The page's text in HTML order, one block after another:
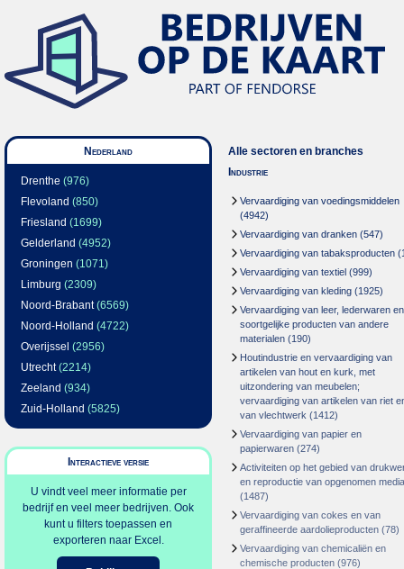
Nederland
Drenthe (976)
Flevoland (850)
Friesland (1699)
Gelderland (4952)
Groningen (1071)
Limburg (2309)
Noord-Brabant(6569)
Noord-Holland (4722)
Overijssel (2956)
Utrecht(2214)
Zeeland (934)
Zuid-Holland (5825)
Interactieve versie
U vindt veel meer informatie per
bedrijf en veel meer bedrijven. Ook
kunt u filters toepassen en
exporteren naar Excel.
Alle sectoren en branches
Industrie
Vervaardiging van voedingsmiddelen
(4942)
Vervaardiging van dranken (547)
Vervaardiging van tabaksproducten
Vervaardiging van textiel (999)
Vervaardiging van kleding (1925)
Vervaardiging van leer, lederwaren en
soortgelijke producten van andere
materialen (190)
Houtindustrie en vervaardiging van
artikelen van hout en kurk, met
uitzondering van meubelen;
vervaardiging van artikelen van riet
van vlechtwerk (1412)
Vervaardiging van papier en
papierwaren (274)
Activiteiten op het gebied van
en reproductie van opgenomen media
(1487)
Vervaardiging van cokes en van
geraffineerde aardolieproducten (78)
Vervaardiging van chemicaliën en
chemische producten (976)